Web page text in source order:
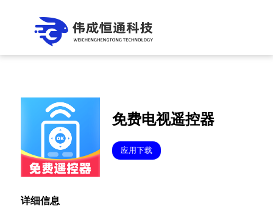
免费电视遥控器
应用下载
详细信息